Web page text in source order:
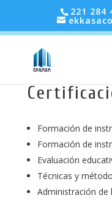
221 284
Formación de
Formación de
Evaluación
Técnicas y
Administración de